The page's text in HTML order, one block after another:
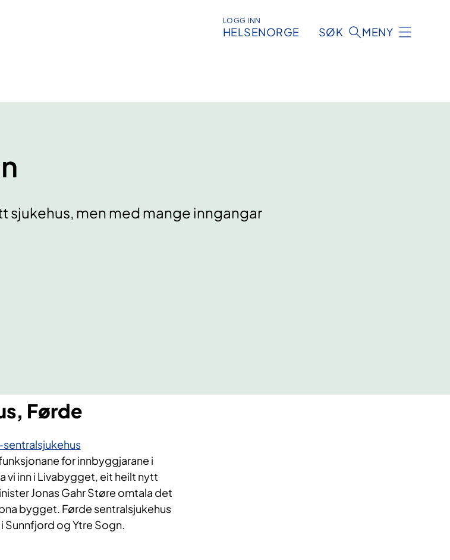
LOGG INN
HELSENORGE SØK MENY
sjukehus, men med mange inngangar
Førde
for innbyggjarane i
vi inn i Livabygget, eit heilt nytt
Jonas Gahr Støre omtala det
bygget. Førde sentralsjukehus
Sunnfjord og Ytre Sogn.